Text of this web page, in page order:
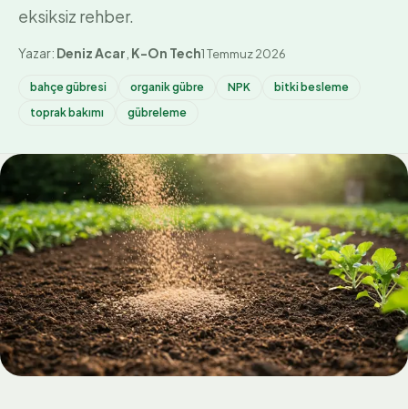
eksiksiz rehber.
Yazar: Deniz Acar K-On Tech1 Temmuz 2026
bahçe gübresi organik gübre NPK
bitki besleme
toprak bakımı
gübreleme